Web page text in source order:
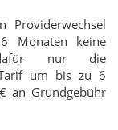
Providerwechsel
Monaten keine
dafür nur die
Tarif um bis zu 6
an Grundgebühr